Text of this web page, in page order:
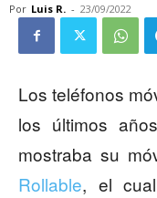
Por Luis R. - 23/09/2022
Los teléfonos
los últimos
mostraba su
Rollable, el